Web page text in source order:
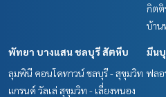
กิตติ
บ้าน
พัทยา บางแสน ชลบุรี สัตหีบ
ลุมพินี คอนโดทาวน์ ชลบุรี - สุขุมวิท
แกรนด์ วัลเล่ สุขุมวิท - เลี่ยงหนอง
มีน
ฟลอ